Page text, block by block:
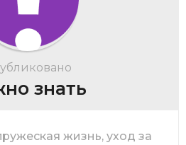
знать
жизнь, уход за